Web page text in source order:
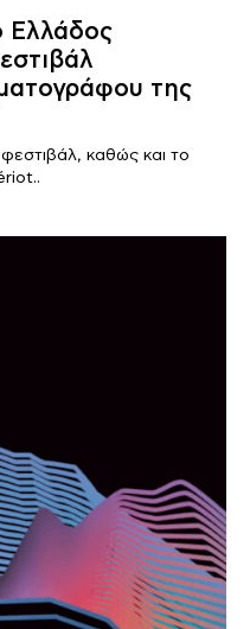
Ελλάδος
της
καθώς και το